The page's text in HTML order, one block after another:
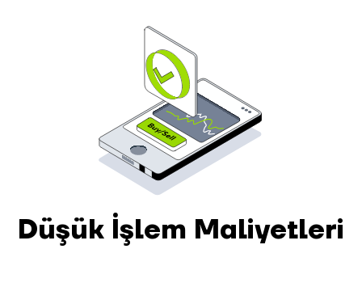
Düşük İşlem Maliyetleri